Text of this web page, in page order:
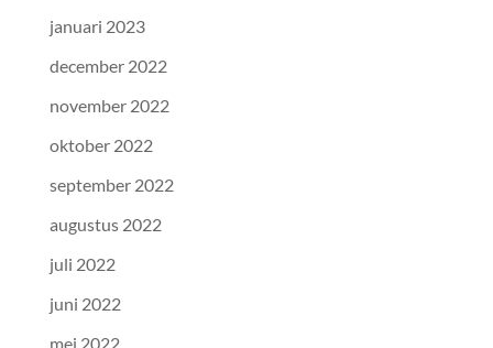
januari 2023
december 2022
november 2022
oktober 2022
september 2022
augustus 2022
juli 2022
juni 2022
mei 2022